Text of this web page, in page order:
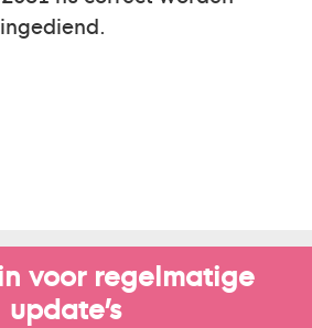
voor regelmatige
update’s